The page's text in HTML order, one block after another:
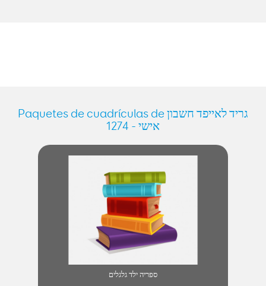
Paquetes de cuadrículas de גריד לאייפד חשבון
אישי - 1274
ספריה ילד גלגלים